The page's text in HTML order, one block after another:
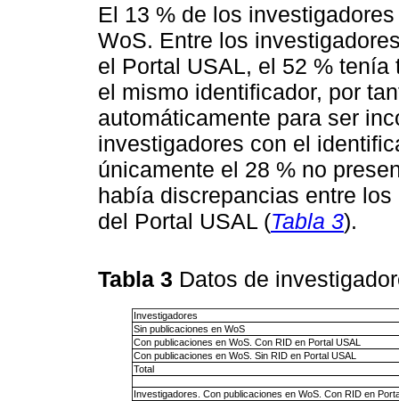
El 13 % de los
WoS. Entre los
el Portal USAL, el 52 %
el mismo identificador, por
automáticamente para ser
investigadores con el
únicamente el 28 % no
había discrepancias entre
del Portal USAL (Tabla 3).
Tabla 3 Datos de
Investigadores
Sin publicaciones en WoS
Con publicaciones en WoS. Con RID en Portal USAL
Con publicaciones en WoS. Sin RID en Portal USAL
Total
Investigadores. Con publicaciones en WoS. Con RID en